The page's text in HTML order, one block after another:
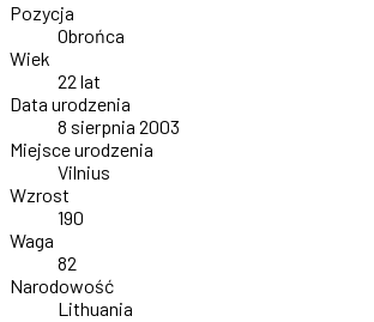
Pozycja
Obrońca
Wiek
22 lat
Data urodzenia
8 sierpnia 2003
Miejsce urodzenia
Vilnius
Wzrost
190
Waga
82
Narodowość
Lithuania